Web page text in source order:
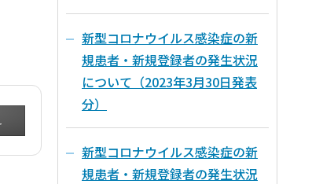
新型コロナウイルス感染症の新
規患者・新規登録者の発生状況
について（2023年3月30日発表
分）
新型コロナウイルス感染症の新
規患者・新規登録者の発生状況